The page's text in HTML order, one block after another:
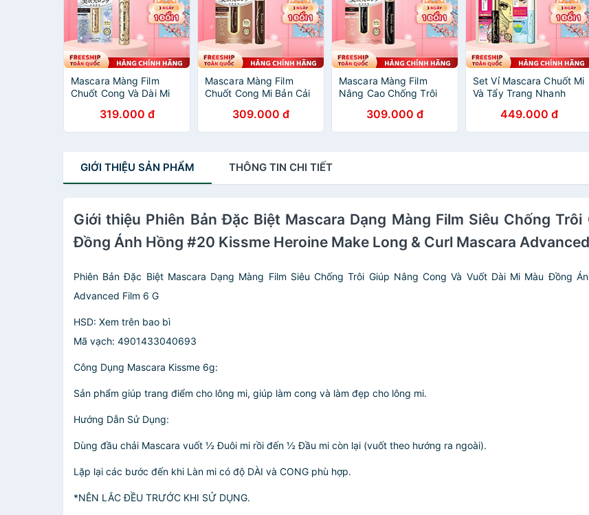
Mascara Màng Film
Chuốt Cong Và Dài Mi
Phiên Bản Giới Hạn
Kissme Heroine Make
319.000 đ
Mascara Màng Film
Chuốt Cong Mi Bản Cải
Kissme Heroine Make
Real Lash Mascara
309.000 đ
Mascara Màng Film
Nâng Cao Chống Trôi
Dài Mi Màu Đen Tuyền
Phiên Bản Hoàng Gia
309.000 đ
Set Vỉ Mascara Chuốt Mi
Và Tẩy Trang Nhanh
Make (2 Cây)
449.000 đ
GIỚI THIỆU SẢN PHẨM THÔNG TIN CHI TIẾT
Giới thiệu Phiên Bản Đặc Biệt Mascara Dạng Màng Film Siêu Chống
Đồng Ánh Hồng #20 Kissme Heroine Make Long & Curl Mascara
Phiên Bản Đặc Biệt Mascara Dạng Màng Film Siêu Chống Trôi Giúp Nâng Cong Và Vuốt Dài Mi Màu Đồng
Advanced Film 6 G
HSD: Xem trên bao bì
Mã vạch: 4901433040693
Công Dụng Mascara Kissme 6g:
Sản phẩm giúp trang điểm cho lông mi, giúp làm cong và làm đẹp cho lông mi.
Hướng Dẫn Sử Dụng:
Dùng đầu chải Mascara vuốt ½ Đuôi mi rồi đến ½ Đầu mi còn lại (vuốt theo hướng ra ngoài).
Lặp lại các bước đến khi Làn mi có độ DÀI và CONG phù hợp.
*NÊN LẮC ĐỀU TRƯỚC KHI SỬ DỤNG.